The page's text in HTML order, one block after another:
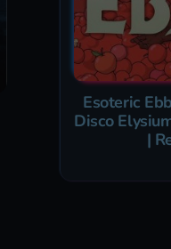
Esoteric
Disco
|